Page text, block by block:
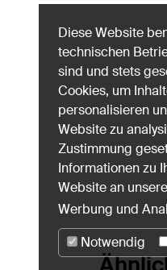
Diese Website
technischen
sind und stets
Cookies, um
personalisieren
Website zu
Zustimmung
Informationen zu
Website an
Werbung und
Notwendig